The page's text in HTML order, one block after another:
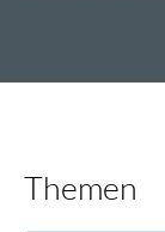
Themen